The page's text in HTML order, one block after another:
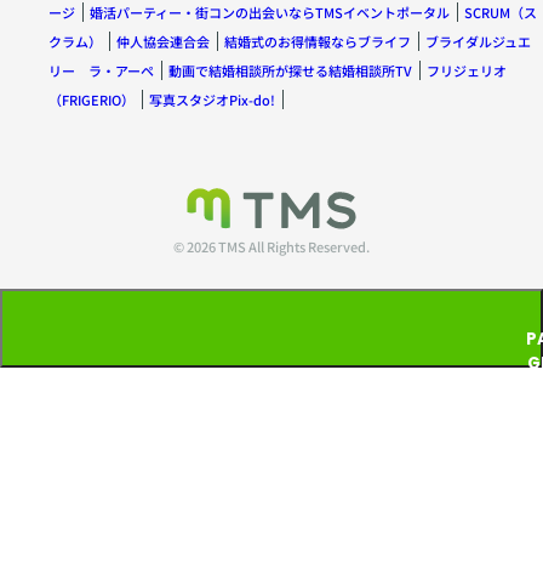
ージ
婚活パーティー・街コンの出会いならTMSイベントポータル
SCRUM（ス
クラム）
仲人協会連合会 結婚式のお得情報ならブライフ
ブライダルジュエ
リー ラ・アーペ
動画で結婚相談所が探せる結婚相談所TV
フリジェリオ
（FRIGERIO）
写真スタジオPix-do!
© 2026 TMS All Rights Reserved.